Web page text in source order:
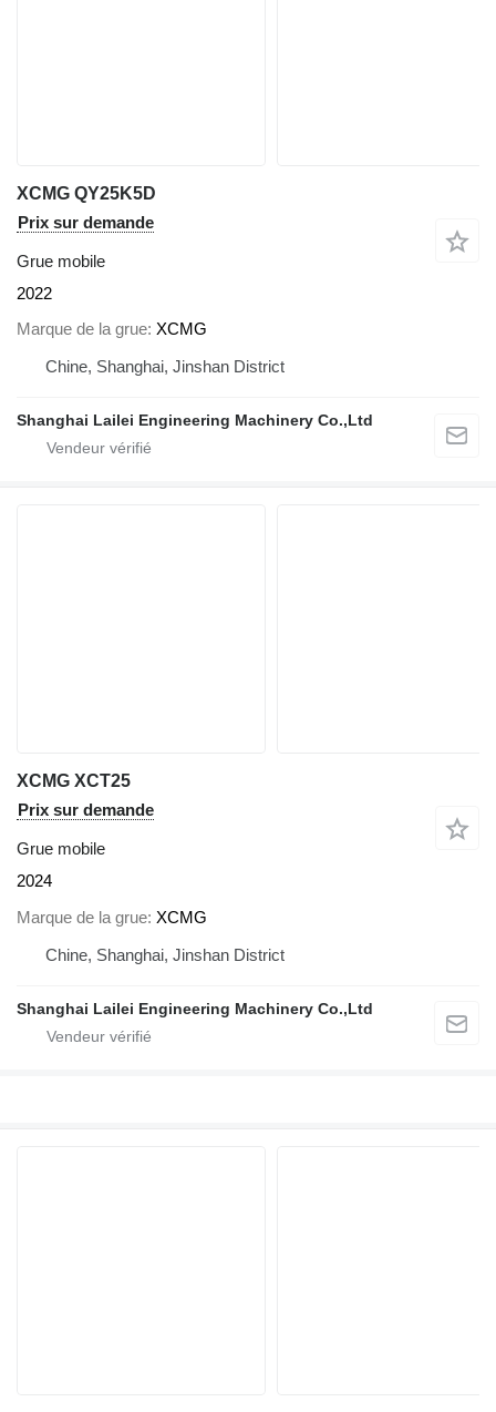
XCMG QY25K5D
Prix sur demande
Grue mobile
2022
Marque de la grue XCMG
Chine, Shanghai, Jinshan District
Shanghai Lailei Engineering Machinery Co.,Ltd
XCMG XCT25
Prix sur demande
Grue mobile
2024
Marque de la grue XCMG
Chine, Shanghai, Jinshan District
Shanghai Lailei Engineering Machinery Co.,Ltd